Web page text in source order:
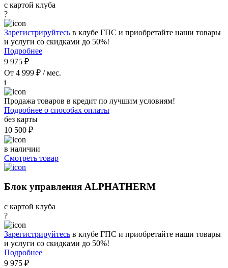
с картой клуба
?
Зарегистрируйтесь в клубе ГПС и приобретайте наши товары
и услуги со скидками до 50%!
Подробнее
9 975 ₽
От 4 999 ₽ / мес.
i
Продажа товаров в кредит по лучшим условиям!
Подробнее о способах оплаты
без карты
10 500 ₽
в наличии
Смотреть товар
Блок управления ALPHATHERM
с картой клуба
?
Зарегистрируйтесь в клубе ГПС и приобретайте наши товары
и услуги со скидками до 50%!
Подробнее
9 975 ₽